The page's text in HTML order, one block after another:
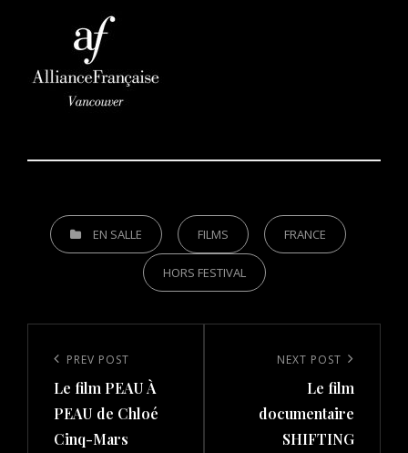
CATEGORIESEN SALLE FILMS FRANCE
HORS FESTIVAL
navigation
Previous
Post
PREV POST
Le film PEAU À
PEAU de Chloé
Cinq-Mars
NEXT POST
Le film
documentaire
SHIFTING